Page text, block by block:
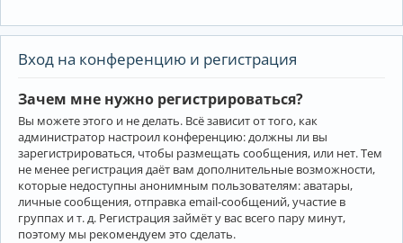
Вход на конференцию и регистрация
Зачем мне нужно регистрироваться?
Вы можете этого и не делать. Всё зависит от того, как
администратор настроил конференцию: должны ли вы
зарегистрироваться, чтобы размещать сообщения, или нет. Тем
не менее регистрация даёт вам дополнительные возможности,
которые недоступны анонимным пользователям: аватары,
личные сообщения, отправка email-сообщений, участие в
группах и т. д. Регистрация займёт у вас всего пару минут,
поэтому мы рекомендуем это сделать.